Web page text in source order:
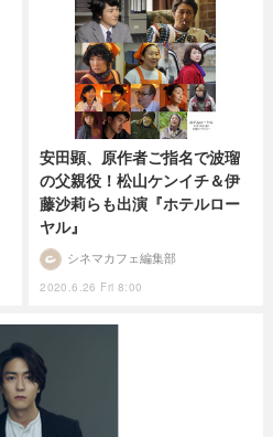
安田顕、原作者ご指名で波瑠
の父親役！松山ケンイチ＆伊
藤沙莉らも出演『ホテルロー
ヤル』
2020.6.26 Fri 8:00
シネマカフェ編集部